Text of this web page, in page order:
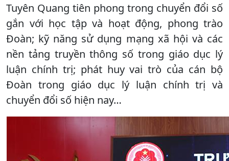
Tuyên Quang tiên phong trong chuyển đổi số
gắn với học tập và hoạt động, phong trào
Đoàn; kỹ năng sử dụng mạng xã hội và các
nền tảng truyền thông số trong giáo dục lý
luận chính trị; phát huy vai trò của cán bộ
Đoàn trong giáo dục lý luận chính trị và
chuyển đổi số hiện nay…